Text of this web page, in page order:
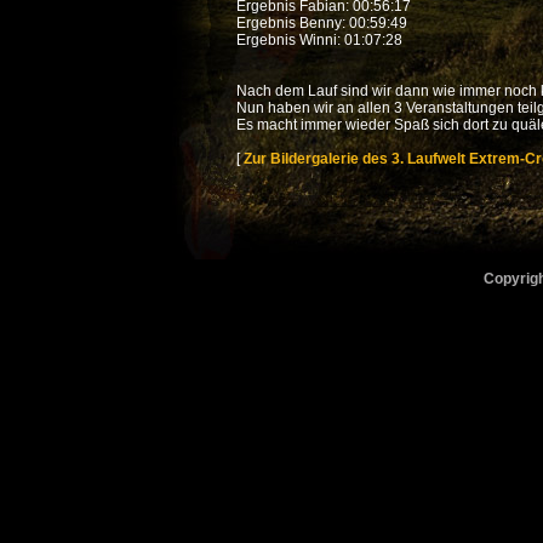
Ergebnis Fabian: 00:56:17
Ergebnis Benny: 00:59:49
Ergebnis Winni: 01:07:28
Nach dem Lauf sind wir dann wie immer
Nun haben wir an allen 3 Veranstaltungen
Es macht immer wieder Spaß sich dort zu
[Zur Bildergalerie des 3. Laufwelt Extrem-